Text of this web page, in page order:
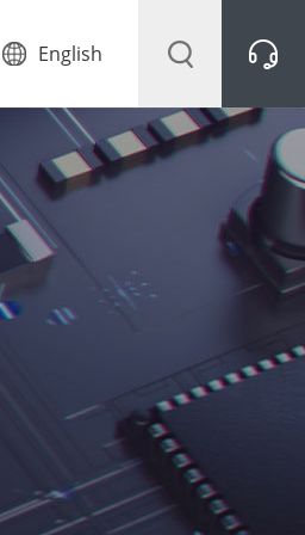
English